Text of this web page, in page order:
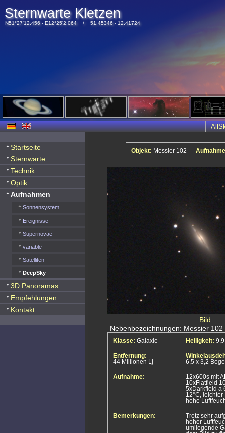
Sternwarte Kletzen
N51°27'12.456 - E12°25'2.064 / 51.45346 - 12.41724
Startseite
Sternwarte
Technik
Optik
Aufnahmen
Sonnensystem
Ereignisse
Supernovae
variable
Satelliten
DeepSky
3D Panoramas
Empfehlungen
Kontakt
Objekt: Messier 102
Bild
Nebenbezeichnungen: Messier
Klasse: Galaxie Helligkeit:
Entfernung:
44 Millionen Lj
6,5 x 3,2
Aufnahme:
12x600s mit
10xFlatfield
5xDarkfield a
12°C,
hohe
Bemerkungen:
Trotz sehr
hoher
umliegende